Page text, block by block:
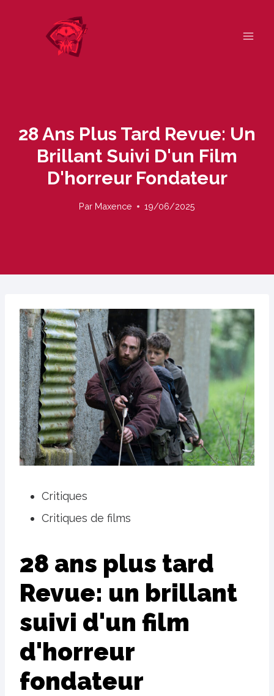
28 Ans Plus Tard Revue: Un
Brillant Suivi D'un Film
D'horreur Fondateur
Par Maxence 19/06/2025
Critiques
Critiques de films
28 ans plus tard
Revue: un brillant
suivi d'un film
d'horreur
fondateur